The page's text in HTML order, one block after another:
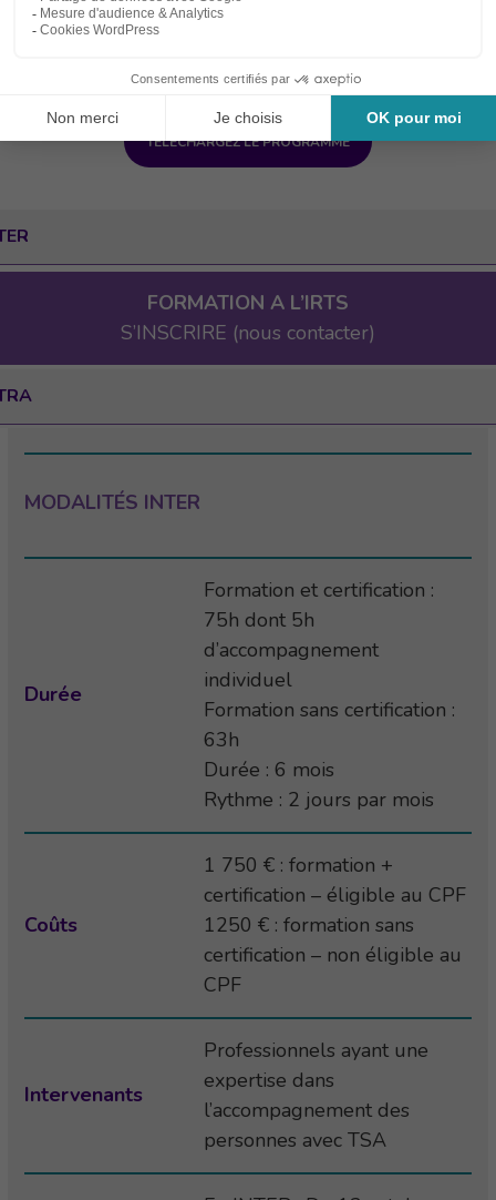
VOTRE RÉFÉRENT HANDICAP
TÉLÉCHARGEZ LE PROGRAMME
FORMATION A L’IRTS
S’INSCRIRE (nous contacter)
MODALITÉS INTER
Durée
Formation et certification :
75h dont 5h
d’accompagnement
individuel
Formation sans certification :
63h
Durée : 6 mois
Rythme : 2 jours par mois
Coûts
1 750 € : formation +
certification – éligible au CPF
1250 € : formation sans
certification – non éligible au
CPF
Intervenants
Professionnels ayant une
expertise dans
l’accompagnement des
personnes avec TSA